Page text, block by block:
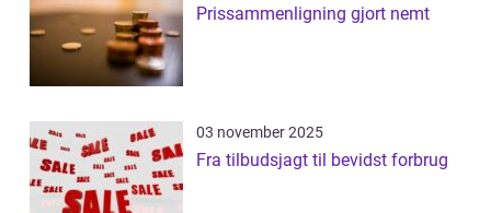
Prissammenligning gjort nemt
03 november 2025
Fra tilbudsjagt til bevidst forbrug